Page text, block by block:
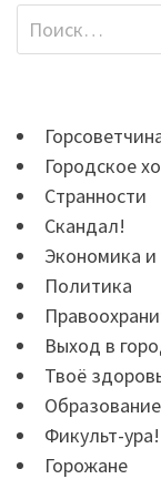
Найти:
Городское
Странности
Скандал!
Экономика и
Политика
Выход в
Твоё
Фикульт-ура!
Горожане